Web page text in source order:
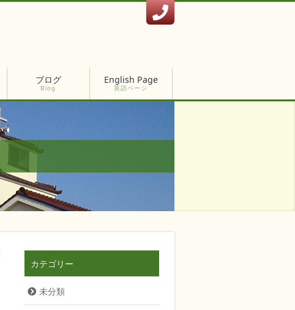
ブログ
Blog
English Page
英語ページ
カテゴリー
未分類